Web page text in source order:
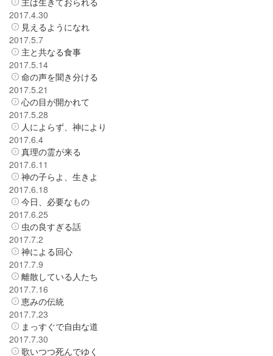
2017.4.30
見えるようになれ
2017.5.7
主と共なる食事
2017.5.14
命の声を聞き分ける
2017.5.21
心の目が開かれて
2017.5.28
人によらず、神により
2017.6.4
真理の霊が来る
2017.6.11
神の子らよ、生きよ
2017.6.18
今日、必要なもの
2017.6.25
虫の良すぎる話
2017.7.2
神による回心
2017.7.9
離散している人たち
2017.7.16
恵みの伝統
2017.7.23
まっすぐで自由な道
2017.7.30
歌いつつ死んでゆく